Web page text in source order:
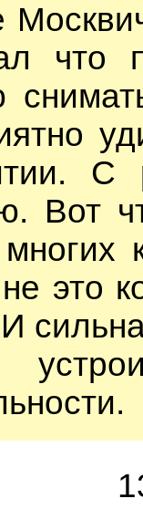
что
С
Вот
это